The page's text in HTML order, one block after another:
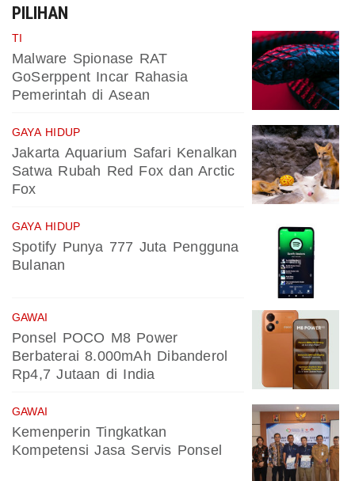
PILIHAN
TI
Malware Spionase RAT
GoSerppent Incar Rahasia
Pemerintah di Asean
GAYA HIDUP
Jakarta Aquarium Safari Kenalkan
Satwa Rubah Red Fox dan Arctic
Fox
GAYA HIDUP
Spotify Punya 777 Juta Pengguna
Bulanan
GAWAI
Ponsel POCO M8 Power
Berbaterai 8.000mAh Dibanderol
Rp4,7 Jutaan di India
GAWAI
Kemenperin Tingkatkan
Kompetensi Jasa Servis Ponsel